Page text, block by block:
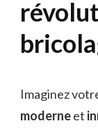
Imaginez
moderneet